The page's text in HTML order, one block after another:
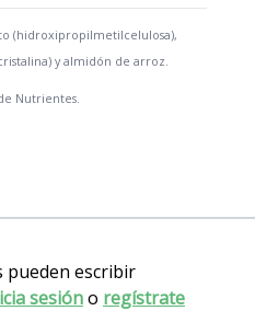
(hidroxipropilmetilcelulosa),
y almidón de arroz.
Nutrientes.
pueden escribir
sesióno regístrate